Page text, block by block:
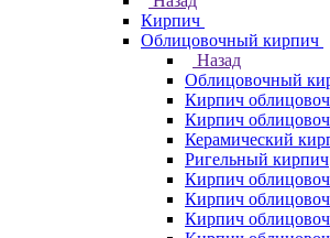
Кирпич
Облицовочный кирпич
Назад
Облицовочный
Кирпич
Кирпич
Керамический
Ригельный кирпич
Кирпич
Кирпич
Кирпич